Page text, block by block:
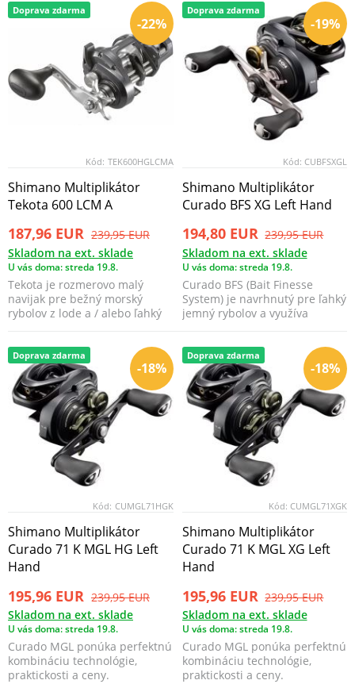
-22%
Doprava zdarma
Kód: TEK600HGLCMA
Shimano Multiplikátor
Tekota 600 LCM A
187,96 EUR 239,95 EUR
Skladom na ext. sklade
U vás doma: streda 19.8.
Tekota je rozmerovo malý
navijak pre bežný morský
rybolov z lode a / alebo ľahký
-19%
Doprava zdarma
Kód: CUBFSXGL
Shimano Multiplikátor
Curado BFS XG Left Hand
194,80 EUR 239,95 EUR
Skladom na ext. sklade
U vás doma: streda 19.8.
Curado BFS (Bait Finesse
System) je navrhnutý pre ľahký
jemný rybolov a využíva
-18%
Doprava zdarma
Kód: CUMGL71HGK
Shimano Multiplikátor
Curado 71 K MGL HG Left
Hand
195,96 EUR 239,95 EUR
Skladom na ext. sklade
U vás doma: streda 19.8.
Curado MGL ponúka perfektnú
kombináciu technológie,
praktickosti a ceny.
-18%
Doprava zdarma
Kód: CUMGL71XGK
Shimano Multiplikátor
Curado 71 K MGL XG Left
Hand
195,96 EUR 239,95 EUR
Skladom na ext. sklade
U vás doma: streda 19.8.
Curado MGL ponúka perfektnú
kombináciu technológie,
praktickosti a ceny.